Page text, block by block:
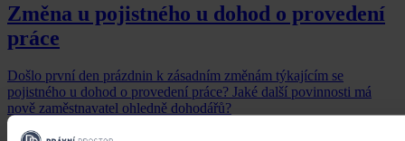
Změna u pojistného u dohod o provedení
práce
Došlo první den prázdnin k zásadním změnám týkajícím se
pojistného u dohod o provedení práce? Jaké další povinnosti má
nově zaměstnavatel ohledně dohodářů?